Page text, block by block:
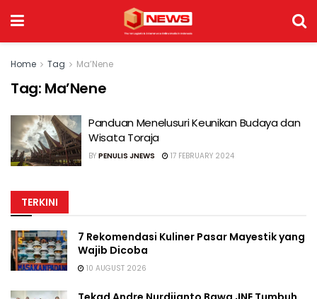
Home Tag Ma’Nene
Tag: Ma’Nene
Panduan Menelusuri Keunikan Budaya dan
Wisata Toraja
BY PENULIS JNEWS 17 FEBRUARY 2024
TERKINI
7 Rekomendasi Kuliner Pasar Mayestik yang
Wajib Dicoba
10 AUGUST 2026